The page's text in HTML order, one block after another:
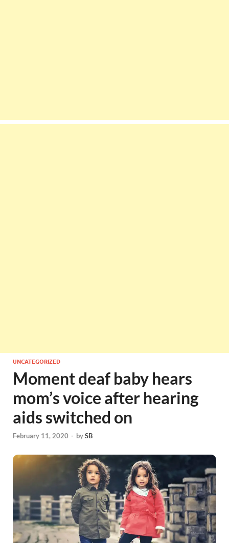
UNCATEGORIZED
Moment deaf baby hears
mom’s voice after hearing
aids switched on
February 11, 2020 - bySB